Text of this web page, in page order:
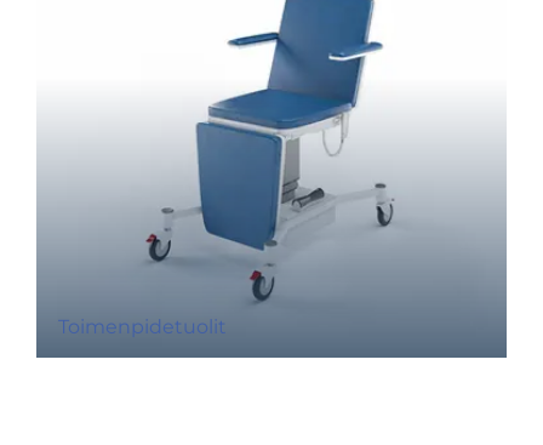
Toimenpidetuolit